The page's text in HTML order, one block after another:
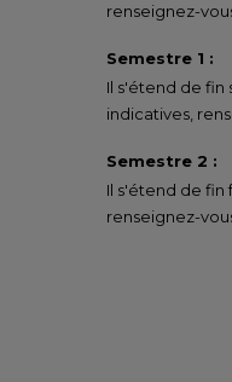
renseignez-
Semestre 1 :
Il s'étend de
indicatives,
Semestre 2 :
Il s'étend de fin
renseignez-